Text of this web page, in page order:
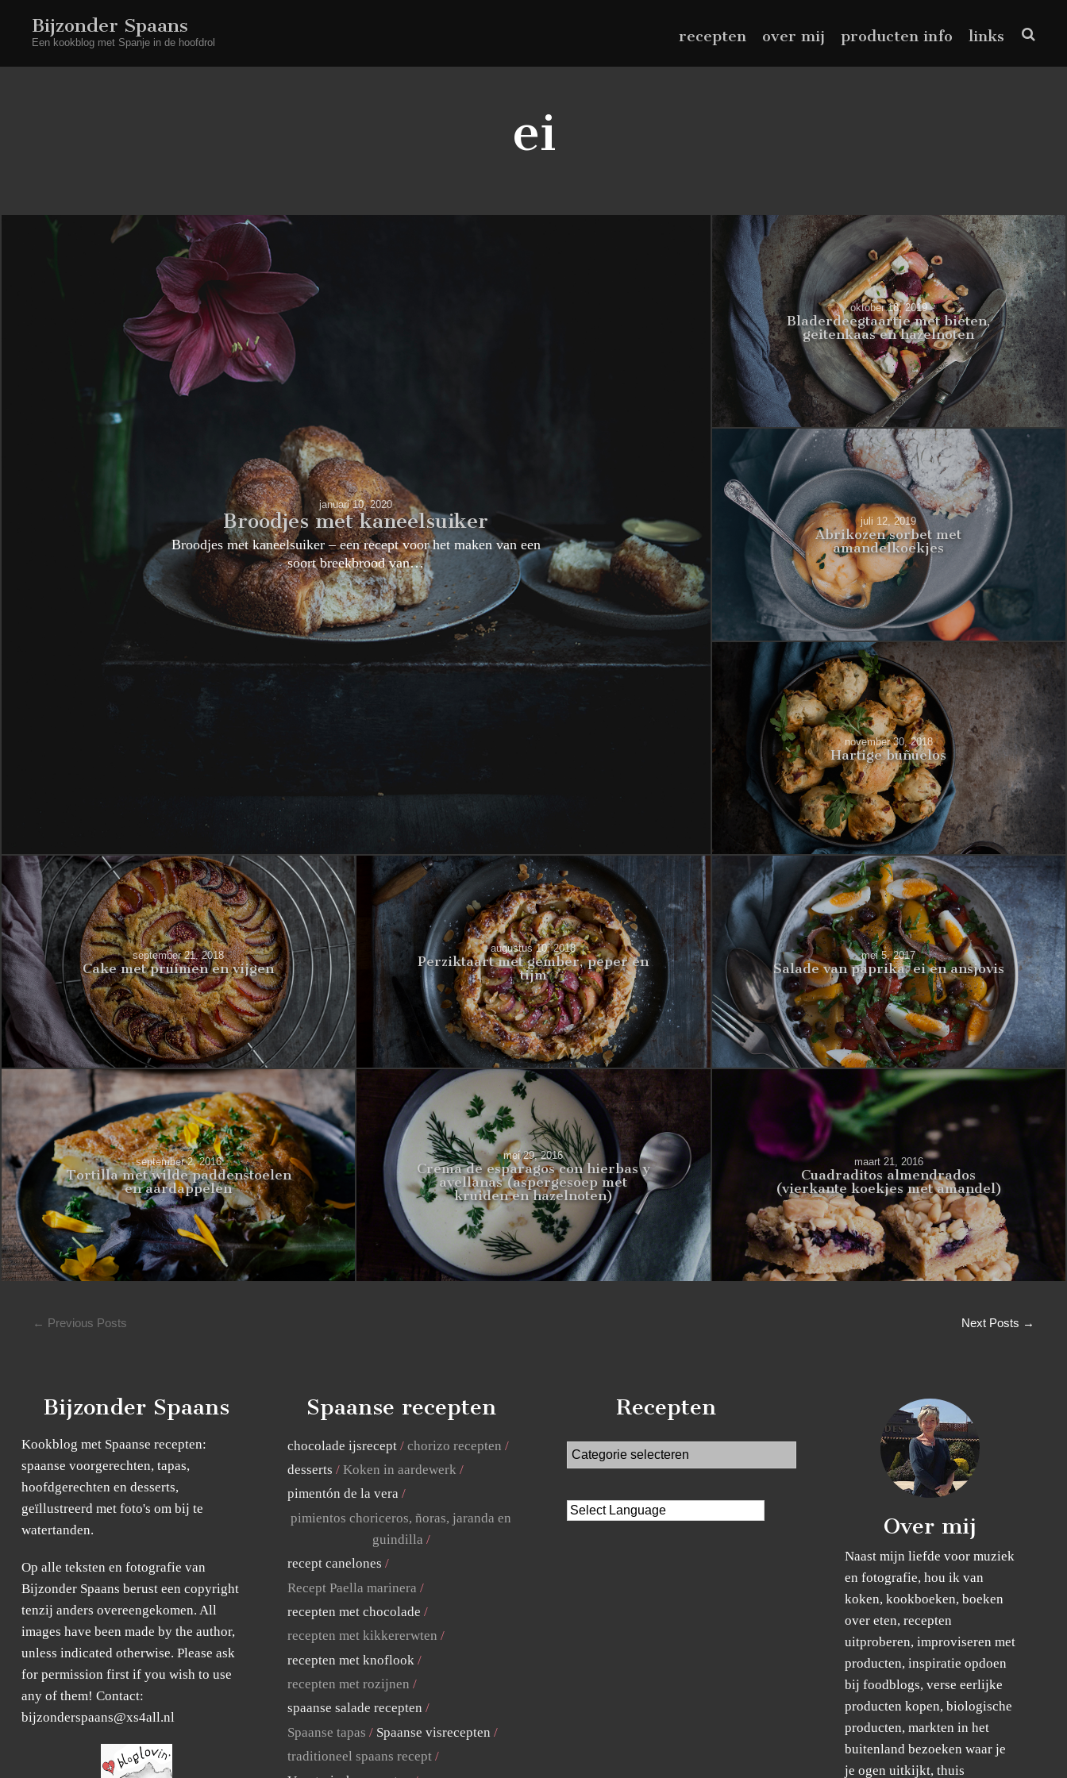
Bijzonder Spaans
Een kookblog met Spanje in de hoofdrol recepten over mij producten info links
ei
januari 10, 2020
Broodjes met kaneelsuiker
Broodjes met kaneelsuiker – een recept voor het maken van een
soort breekbrood van…
oktober 18, 2019
Bladerdeegtaartje met bieten,
geitenkaas en hazelnoten
juli 12, 2019
Abrikozen sorbet met
amandelkoekjes
november 30, 2018
Hartige buñuelos
september 21, 2018
Cake met pruimen en vijgen
augustus 10, 2018
Perziktaart met gember, peper en
tijm
mei 5, 2017
Salade van paprika, ei en ansjovis
september 2, 2016
Tortilla met wilde paddenstoelen
en aardappelen
mei 29, 2016
Crema de esparagos con hierbas y
avellanas (aspergesoep met
kruiden en hazelnoten)
maart 21, 2016
Cuadraditos almendrados
(vierkante koekjes met amandel)
← Previous Posts Next Posts →
Bijzonder Spaans
Kookblog met Spaanse recepten:
spaanse voorgerechten, tapas,
hoofdgerechten en desserts,
geïllustreerd met foto's om bij te
watertanden.
Op alle teksten en fotografie van
Bijzonder Spaans berust een copyright
tenzij anders overeengekomen. All
images have been made by the author,
unless indicated otherwise. Please ask
for permission first if you wish to use
any of them! Contact:
bijzonderspaans@xs4all.nl
Spaanse recepten
chocolade ijsrecept
chorizo recepten
desserts
Koken in aardewerk
pimentón de la vera
pimientos choriceros, ñoras, jaranda en
guindilla
recept canelones
Recept Paella marinera
recepten met chocolade
recepten met kikkererwten
recepten met knoflook
recepten met rozijnen
spaanse salade recepten
Spaanse tapas
Spaanse visrecepten
traditioneel spaans recept
Recepten
Over mij
Naast mijn liefde voor muziek
en fotografie, hou ik van
koken, kookboeken, boeken
over eten, recepten
uitproberen, improviseren met
producten, inspiratie opdoen
bij foodblogs, verse eerlijke
producten kopen, biologische
producten, markten in het
buitenland bezoeken waar je
je ogen uitkijkt, thuis